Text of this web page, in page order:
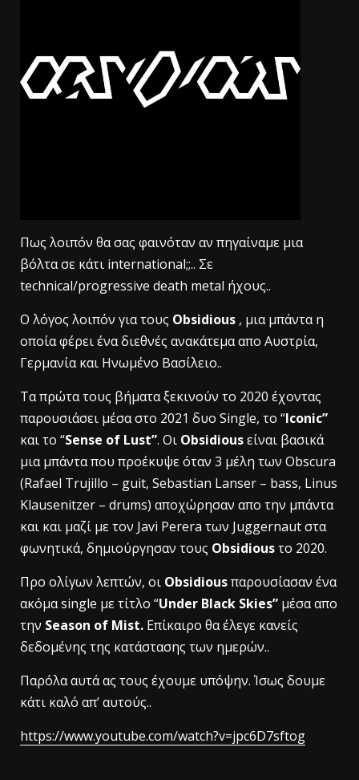
Πως λοιπόν θα σας φαινόταν αν πηγαίναμε μια
βόλτα σε κάτι international;;.. Σε
technical/progressive death metal ήχους..
Ο λόγος λοιπόν για τους Obsidious , μια μπάντα η
οποία φέρει ένα διεθνές ανακάτεμα απο Αυστρία,
Γερμανία και Ηνωμένο Βασίλειο..
Τα πρώτα τους βήματα ξεκινούν το 2020 έχοντας
παρουσιάσει μέσα στο 2021 δυο Single, το “Iconic”
και το “Sense of Lust”. Οι Obsidiousείναι βασικά
μια μπάντα που προέκυψε όταν 3 μέλη των Obscura
(Rafael Trujillo – guit, Sebastian Lanser – bass, Linus
Klausenitzer – drums) αποχώρησαν απο την μπάντα
και και μαζί με τον Javi Perera των Juggernaut στα
φωνητικά, δημιούργησαν τους Obsidiousτο 2020.
Προ ολίγων λεπτών, οι Obsidiousπαρουσίασαν ένα
ακόμα single με τίτλο “Under Black Skies” μέσα απο
την Season of Mist. Επίκαιρο θα έλεγε κανείς
δεδομένης της κατάστασης των ημερών..
Παρόλα αυτά ας τους έχουμε υπόψην. Ίσως δουμε
κάτι καλό απ’ αυτούς..
https://www.youtube.com/watch?v=jpc6D7sftog